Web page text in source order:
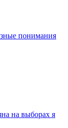
понимания
на выборах я